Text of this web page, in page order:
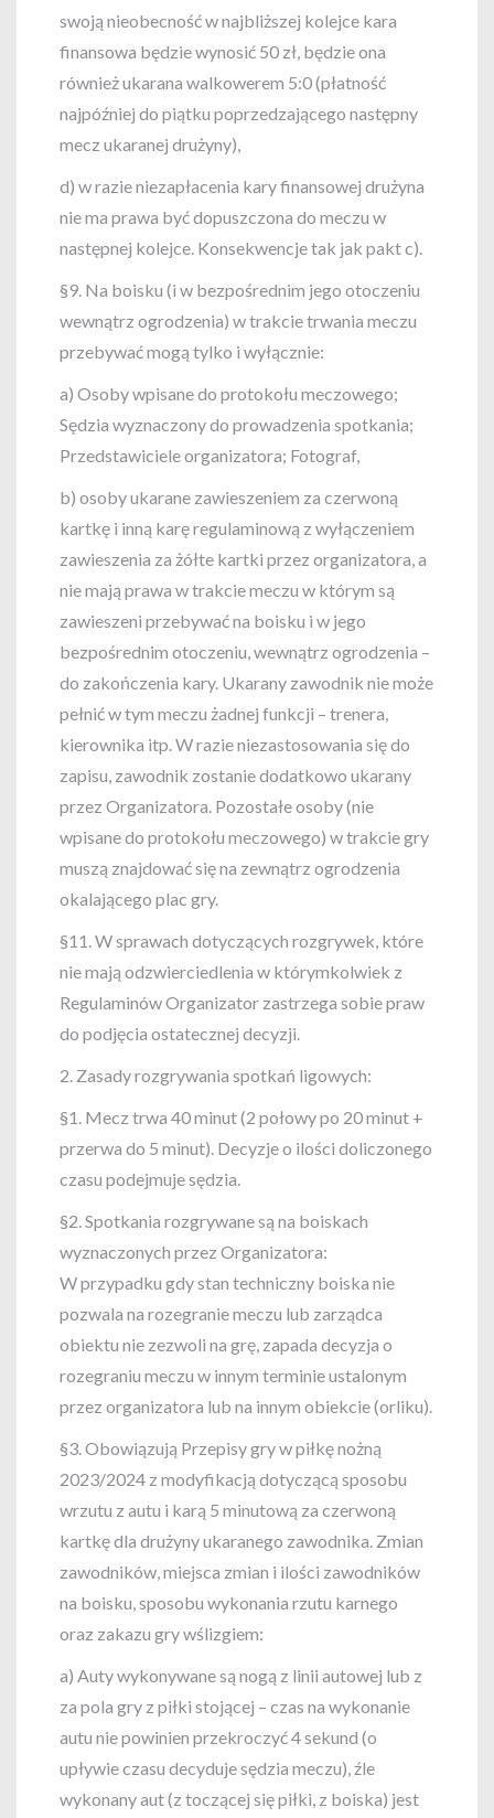
swoją nieobecność w najbliższej kolejce kara
finansowa będzie wynosić 50 zł, będzie ona
również ukarana walkowerem 5:0 (płatność
najpóźniej do piątku poprzedzającego następny
mecz ukaranej drużyny),
d) w razie niezapłacenia kary finansowej drużyna
nie ma prawa być dopuszczona do meczu w
następnej kolejce. Konsekwencje tak jak pakt c).
§9. Na boisku (i w bezpośrednim jego otoczeniu
wewnątrz ogrodzenia) w trakcie trwania meczu
przebywać mogą tylko i wyłącznie:
a) Osoby wpisane do protokołu meczowego;
Sędzia wyznaczony do prowadzenia spotkania;
Przedstawiciele organizatora; Fotograf,
b) osoby ukarane zawieszeniem za czerwoną
kartkę i inną karę regulaminową z wyłączeniem
zawieszenia za żółte kartki przez organizatora, a
nie mają prawa w trakcie meczu w którym są
zawieszeni przebywać na boisku i w jego
bezpośrednim otoczeniu, wewnątrz ogrodzenia –
do zakończenia kary. Ukarany zawodnik nie może
pełnić w tym meczu żadnej funkcji – trenera,
kierownika itp. W razie niezastosowania się do
zapisu, zawodnik zostanie dodatkowo ukarany
przez Organizatora. Pozostałe osoby (nie
wpisane do protokołu meczowego) w trakcie gry
muszą znajdować się na zewnątrz ogrodzenia
okalającego plac gry.
§11. W sprawach dotyczących rozgrywek, które
nie mają odzwierciedlenia w którymkolwiek z
Regulaminów Organizator zastrzega sobie praw
do podjęcia ostatecznej decyzji.
2. Zasady rozgrywania spotkań ligowych:
§1. Mecz trwa 40 minut (2 połowy po 20 minut +
przerwa do 5 minut). Decyzje o ilości doliczonego
czasu podejmuje sędzia.
§2. Spotkania rozgrywane są na boiskach
wyznaczonych przez Organizatora:
W przypadku gdy stan techniczny boiska nie
pozwala na rozegranie meczu lub zarządca
obiektu nie zezwoli na grę, zapada decyzja o
rozegraniu meczu w innym terminie ustalonym
przez organizatora lub na innym obiekcie (orliku).
§3. Obowiązują Przepisy gry w piłkę nożną
2023/2024 z modyfikacją dotyczącą sposobu
wrzutu z autu i karą 5 minutową za czerwoną
kartkę dla drużyny ukaranego zawodnika. Zmian
zawodników, miejsca zmian i ilości zawodników
na boisku, sposobu wykonania rzutu karnego
oraz zakazu gry wślizgiem:
a) Auty wykonywane są nogą z linii autowej lub z
za pola gry z piłki stojącej – czas na wykonanie
autu nie powinien przekroczyć 4 sekund (o
upływie czasu decyduje sędzia meczu), źle
wykonany aut (z toczącej się piłki, z boiska) jest